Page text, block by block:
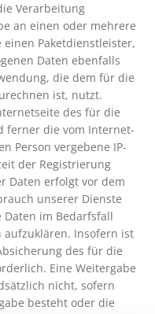
Verarbeitung
an einen oder mehrere
Paketdienstleister,
Daten ebenfalls
die dem für die
ist, nutzt.
des für die
ferner die vom Internet-
Person vergebene IP-
der Registrierung
Daten erfolgt vor dem
unserer Dienste
im Bedarfsfall
aufzuklären. Insofern ist
des für die
Eine Weitergabe
nicht, sofern
besteht oder die